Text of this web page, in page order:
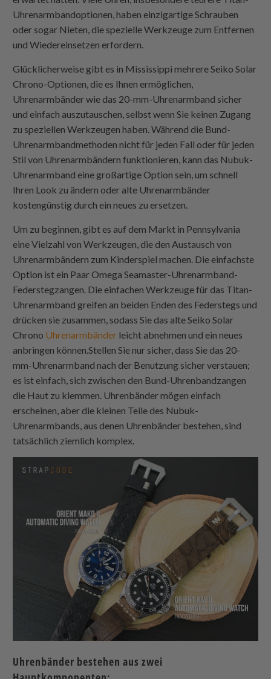
Uhrenarmbandoptionen, haben einzigartige Schrauben
oder sogar Nieten, die spezielle Werkzeuge zum Entfernen
und Wiedereinsetzen erfordern.
Glücklicherweise gibt es in Mississippi mehrere Seiko Solar
Chrono-Optionen, die es Ihnen ermöglichen,
Uhrenarmbänder wie das 20-mm-Uhrenarmband sicher
und einfach auszutauschen, selbst wenn Sie keinen Zugang
zu speziellen Werkzeugen haben. Während die Bund-
Uhrenarmbandmethoden nicht für jeden Fall oder für jeden
Stil von Uhrenarmbändern funktionieren, kann das Nubuk-
Uhrenarmband eine großartige Option sein, um schnell
Ihren Look zu ändern oder alte Uhrenarmbänder
kostengünstig durch ein neues zu ersetzen.
Um zu beginnen, gibt es auf dem Markt in Pennsylvania
eine Vielzahl von Werkzeugen, die den Austausch von
Uhrenarmbändern zum Kinderspiel machen. Die einfachste
Option ist ein Paar Omega Seamaster-Uhrenarmband-
Federstegzangen. Die einfachen Werkzeuge für das Titan-
Uhrenarmband greifen an beiden Enden des Federstegs und
drücken sie zusammen, sodass Sie das alte Seiko Solar
Chrono Uhrenarmbänder leicht abnehmen und ein neues
anbringen können.Stellen Sie nur sicher, dass Sie das 20-
mm-Uhrenarmband nach der Benutzung sicher verstauen;
es ist einfach, sich zwischen den Bund-Uhrenbandzangen
die Haut zu klemmen. Uhrenbänder mögen einfach
erscheinen, aber die kleinen Teile des Nubuk-
Uhrenarmbands, aus denen Uhrenbänder bestehen, sind
tatsächlich ziemlich komplex.
Uhrenbänder bestehen aus zwei